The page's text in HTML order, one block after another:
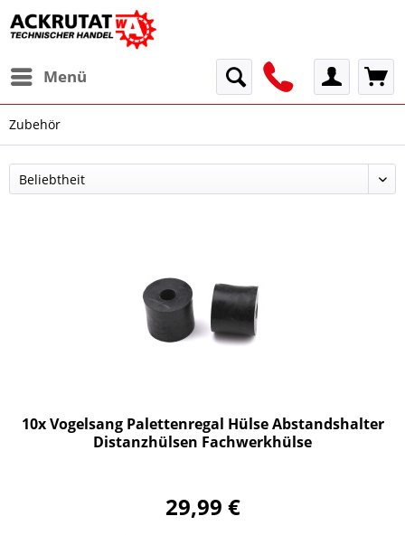
Menü
Zubehör
10x Vogelsang Palettenregal Hülse Abstandshalter
Distanzhülsen Fachwerkhülse
29,99 €